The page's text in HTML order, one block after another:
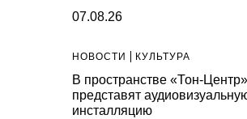
07.08.26
НОВОСТИ КУЛЬТУРА
В пространстве «Тон-Центр»
представят
инсталляцию